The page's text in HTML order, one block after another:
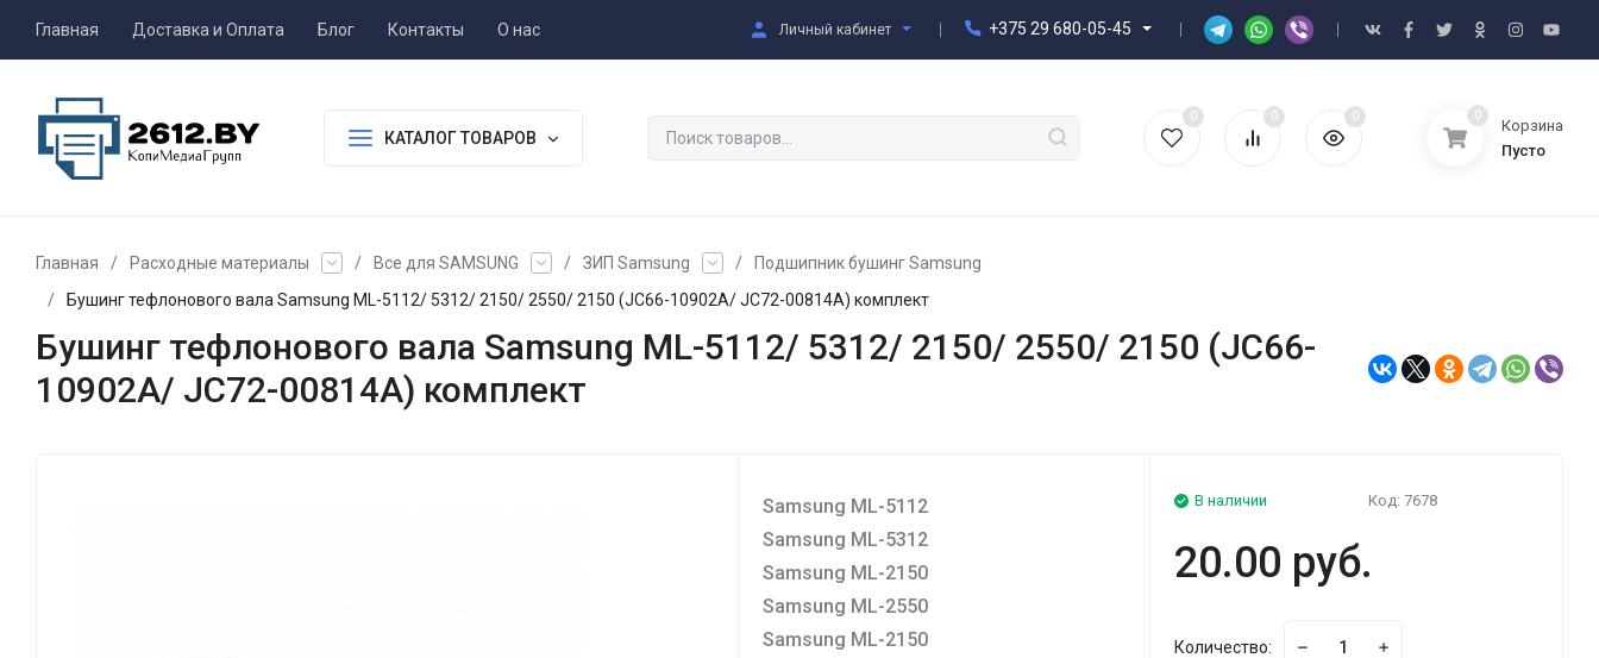
Главная Доставка и Оплата Блог Контакты О нас Личный кабинет +375 29 680-05-45
КАТАЛОГ ТОВАРОВ
0 0 0 0
Корзина
Пусто
Главная / Расходные материалы / Все для SAMSUNG / ЗИП Samsung /
Подшипник бушинг Samsung
/
Бушинг тефлонового вала Samsung ML-5112/ 5312/ 2150/ 2550/ 2150 (JC66-10902A/ JC72-00814A) комплект
Бушинг тефлонового вала Samsung ML-5112/ 5312/ 2150/ 2550/ 2150 (JC66-
10902A/ JC72-00814A) комплект
Samsung ML-5112
Samsung ML-5312
Samsung ML-2150
Samsung ML-2550
Samsung ML-2150
В наличии Код: 7678
20.00 руб.
Количество: